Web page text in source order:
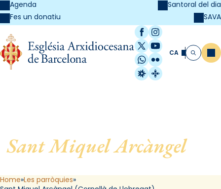
Agenda
Fes un donatiu
Santoral del dia
SAVA
Facebook
Instagram
X / Twitter
YouTube
WhatsApp
Flickr
Radio Estel
Catalunya
CA Cerca
Sant Miquel Arcàngel, de
Cornellà de Llobregat
Home Les parròquies